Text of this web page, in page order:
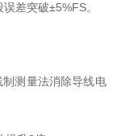
差突破±5%FS。
测量法消除导线电